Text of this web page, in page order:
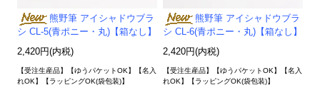
熊野筆 アイシャドウブラ
シ CL-5(青ポニー・丸)【箱なし】
2,420円(内税)
【受注生産品】【ゆうパケットOK】【名入
れOK】【ラッピングOK(袋包装)】
熊野筆 アイシャドウブラ
シ CL-6(青ポニー・丸)【箱なし】
2,420円(内税)
【受注生産品】【ゆうパケットOK】【名入
れOK】【ラッピングOK(袋包装)】